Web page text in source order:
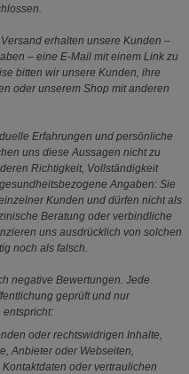
erhalten unsere Kunden –
– eine E-Mail mit einem Link zu
bitten wir unsere Kunden, ihre
oder unserem Shop mit anderen
Erfahrungen und persönliche
uns diese Aussagen nicht zu
Richtigkeit, Vollständigkeit
Angaben: Sie
Kunden und dürfen nicht als
Beratung oder verbindliche
uns ausdrücklich von solchen
noch als falsch.
negative Bewertungen. Jede
geprüft und nur
entspricht:
oder rechtswidrigen Inhalte,
Anbieter oder Webseiten,
oder vertraulichen